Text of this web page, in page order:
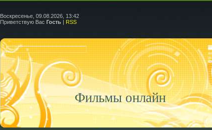
Воскресенье, 09.08.2026, 13:42
Приветствую Вас Гость | RSS
Фильмы онлайн